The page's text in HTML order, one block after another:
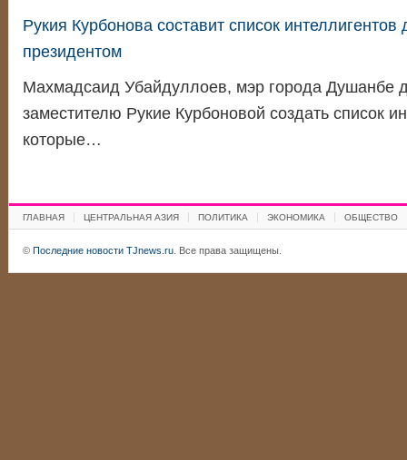
Рукия Курбонова составит список интеллигентов
президентом
Махмадсаид Убайдуллоев, мэр города Душанбе
заместителю Рукие Курбоновой создать список
которые…
ГЛАВНАЯ ЦЕНТРАЛЬНАЯ АЗИЯ ПОЛИТИКА ЭКОНОМИКА ОБЩЕСТВО
© Последние новости TJnews.ru. Все права защищены.